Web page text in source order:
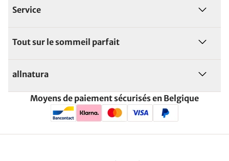
Service
Tout sur le sommeil parfait
allnatura
Moyens de paiement sécurisés en Belgique